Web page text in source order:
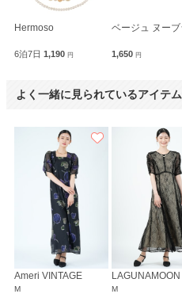
Hermoso
6泊7日 1,190 円 1,650円
よく一緒に見られているアイテム
Ameri VINTAGE
M
LAGUNAMOON
M